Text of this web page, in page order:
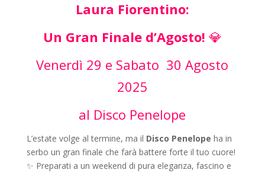
Laura Fiorentino:
Un Gran Finale d’Agosto! 💎
Venerdì 29 e Sabato 30 Agosto
2025
al Disco Penelope
L’estate volge al termine, ma il Disco Penelope ha in
serbo un gran finale che farà battere forte il tuo cuore!
✨ Preparati a un weekend di pura eleganza, fascino e